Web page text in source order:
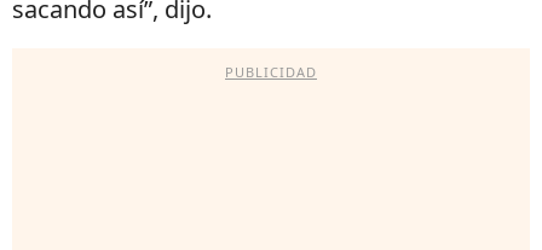
sacando así”, dijo.
PUBLICIDAD